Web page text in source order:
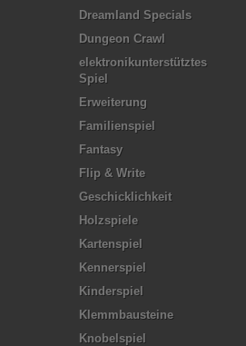
Dreamland Specials
Dungeon Crawl
elektronikunterstütztes
Spiel
Erweiterung
Familienspiel
Fantasy
Flip & Write
Geschicklichkeit
Holzspiele
Kartenspiel
Kennerspiel
Kinderspiel
Klemmbausteine
Knobelspiel